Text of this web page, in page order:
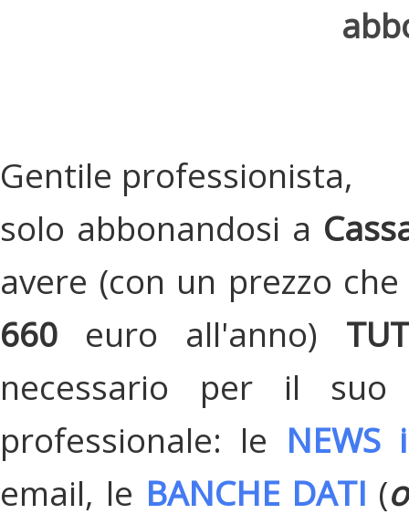
Gentile professionista,
solo abbonandosi a
avere (con un prezzo
660 euro all'anno)
necessario per il suo
professionale: le
email, le BANCHE DATI (